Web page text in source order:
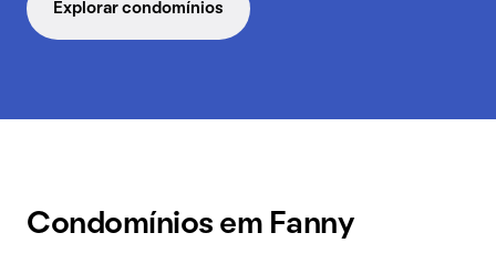
Explorar condomínios
Condomínios em Fanny